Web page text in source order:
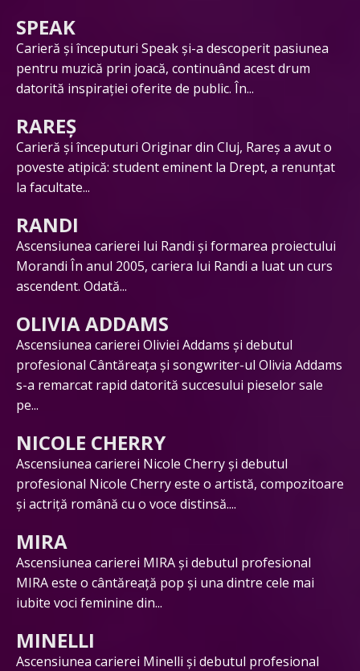
SPEAK
Carieră și începuturi Speak și-a descoperit pasiunea
pentru muzică prin joacă, continuând acest drum
datorită inspirației oferite de public. În...
RAREȘ
Carieră și începuturi Originar din Cluj, Rareș a avut o
poveste atipică: student eminent la Drept, a renunțat
la facultate...
RANDI
Ascensiunea carierei lui Randi și formarea proiectului
Morandi În anul 2005, cariera lui Randi a luat un curs
ascendent. Odată...
OLIVIA ADDAMS
Ascensiunea carierei Oliviei Addams și debutul
profesional Cântăreața și songwriter-ul Olivia Addams
s-a remarcat rapid datorită succesului pieselor sale
pe...
NICOLE CHERRY
Ascensiunea carierei Nicole Cherry și debutul
profesional Nicole Cherry este o artistă, compozitoare
și actriță română cu o voce distinsă....
MIRA
Ascensiunea carierei MIRA și debutul profesional
MIRA este o cântăreață pop și una dintre cele mai
iubite voci feminine din...
MINELLI
Ascensiunea carierei Minelli și debutul profesional